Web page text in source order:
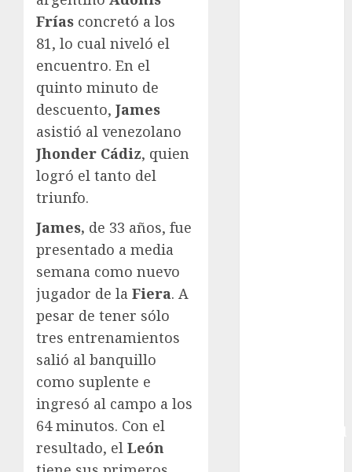
Frías concretó a los
81, lo cual niveló el
encuentro. En el
quinto minuto de
descuento, James
asistió al venezolano
Jhonder Cádiz, quien
logró el tanto del
triunfo.
James, de 33 años, fue
presentado a media
semana como nuevo
jugador de la Fiera. A
pesar de tener sólo
tres entrenamientos
salió al banquillo
como suplente e
ingresó al campo a los
64 minutos. Con el
resultado, el León